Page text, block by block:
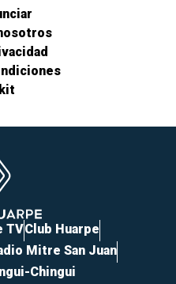
TVClub Huarpe
Mitre San Juan
Chingui